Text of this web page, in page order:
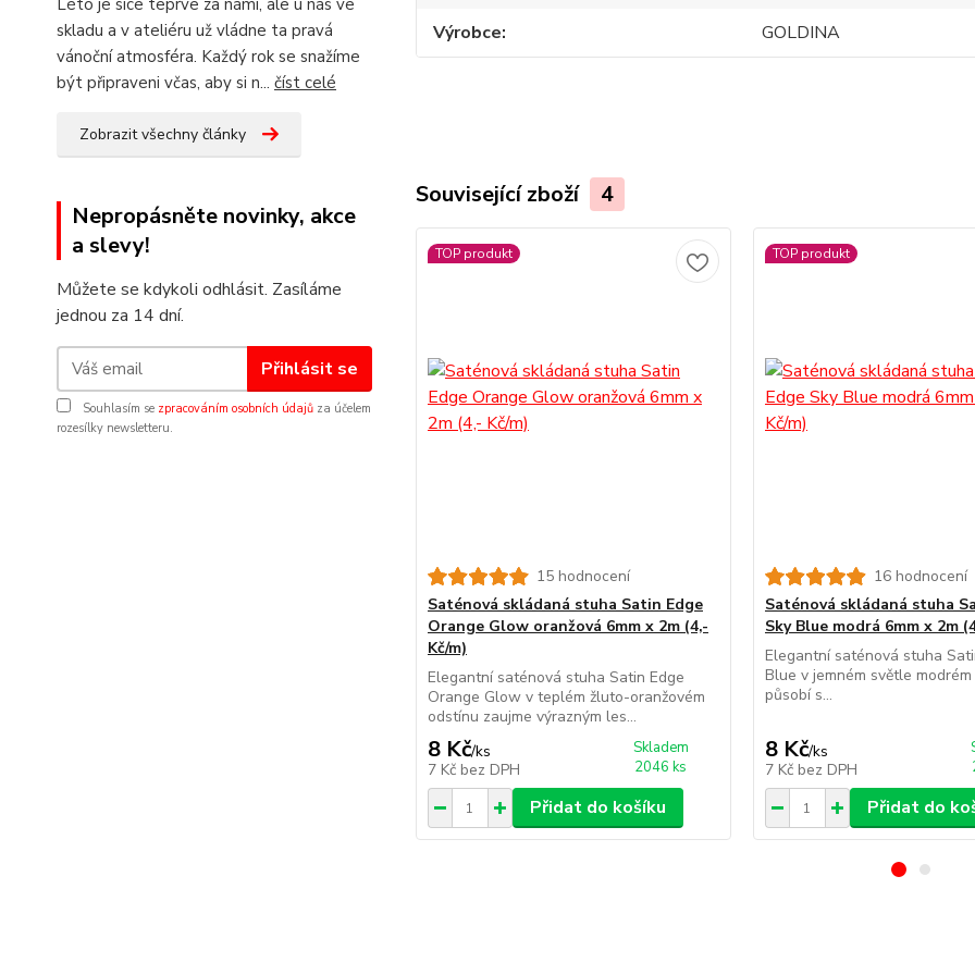
Léto je sice teprve za námi, ale u nás ve
skladu a v ateliéru už vládne ta pravá
vánoční atmosféra. Každý rok se snažíme
být připraveni včas, aby si n... číst celé
Zobrazit všechny články
Nepropásněte novinky, akce
a slevy!
Můžete se kdykoli odhlásit. Zasíláme
jednou za 14 dní.
Přihlásit se
Souhlasím se zpracováním osobních údajů za účelem
rozesílky newsletteru.
Výrobce
GOLDINA
Související zboží 4
TOP produkt
15 hodnocení
Saténová skládaná stuha Satin Edge
Orange Glow oranžová 6mm x 2m (4,-
Kč/m)
Elegantní saténová stuha Satin Edge
Orange Glow v teplém žluto-oranžovém
odstínu zaujme výrazným les...
8 Kč/ks
7 Kč bez DPH
Skladem
2046 ks
Přidat do košíku
TOP produkt
16 hodnocení
Saténová skládaná stuha
Sky Blue modrá 6mm x 2m
Elegantní saténová stuha
Blue v jemném světle
působí s...
8 Kč/ks
7 Kč bez DPH
Přidat do